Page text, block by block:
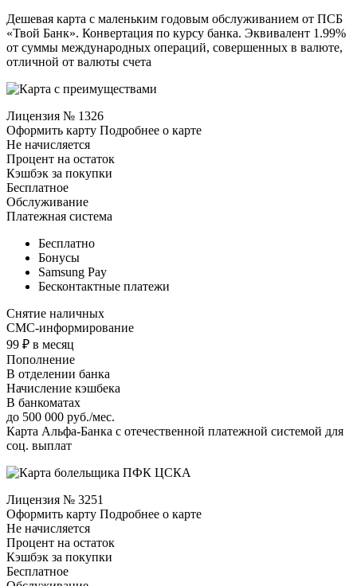
Дешевая карта с маленьким годовым обслуживанием от ПСБ
«Твой Банк». Конвертация по курсу банка. Эквивалент 1.99%
от суммы международных операций, совершенных в валюте,
отличной от валюты счета
Лицензия № 1326
Оформить карту Подробнее о карте
Не начисляется
Процент на остаток
Кэшбэк за покупки
Бесплатное
Обслуживание
Платежная система
Бесплатно
Бонусы
Samsung Pay
Бесконтактные платежи
Снятие наличных
СМС-информирование
99 ₽ в месяц
Пополнение
В отделении банка
Начисление кэшбека
В банкоматах
до 500 000 руб./мес.
Карта Альфа-Банка с отечественной платежной системой для
соц. выплат
Лицензия № 3251
Оформить карту Подробнее о карте
Не начисляется
Процент на остаток
Кэшбэк за покупки
Бесплатное